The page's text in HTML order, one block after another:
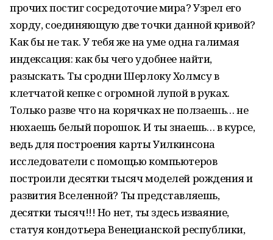
прочих постиг сосредоточие мира? Узрел его
хорду, соединяющую две точки данной кривой?
Как бы не так. У тебя же на уме одна галимая
индексация: как бы чего удобнее найти,
разыскать. Ты сродни Шерлоку Холмсу в
клетчатой кепке с огромной лупой в руках.
Только разве что на корячках не ползаешь… не
нюхаешь белый порошок. И ты знаешь… в курсе,
ведь для построения карты Уилкинсона
исследователи с помощью компьютеров
построили десятки тысяч моделей рождения и
развития Вселенной? Ты представляешь,
десятки тысяч!!! Но нет, ты здесь изваяние,
статуя кондотьера Венецианской республики,